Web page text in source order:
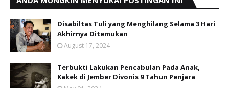
Disabiltas Tuli yang Menghilang Selama 3 Hari
Akhirnya Ditemukan
August 17, 2024
Terbukti Lakukan Pencabulan Pada Anak,
Kakek di Jember Divonis 9 Tahun Penjara